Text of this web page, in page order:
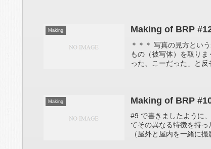
Making Making of BRP
＊＊＊ 写真の見方とい
もの（被写体）を取り
った、こーだった」と反
Making Making of BRP
#9 で書きましたように
てその異なる特徴を持
（屋外と屋内を一緒に